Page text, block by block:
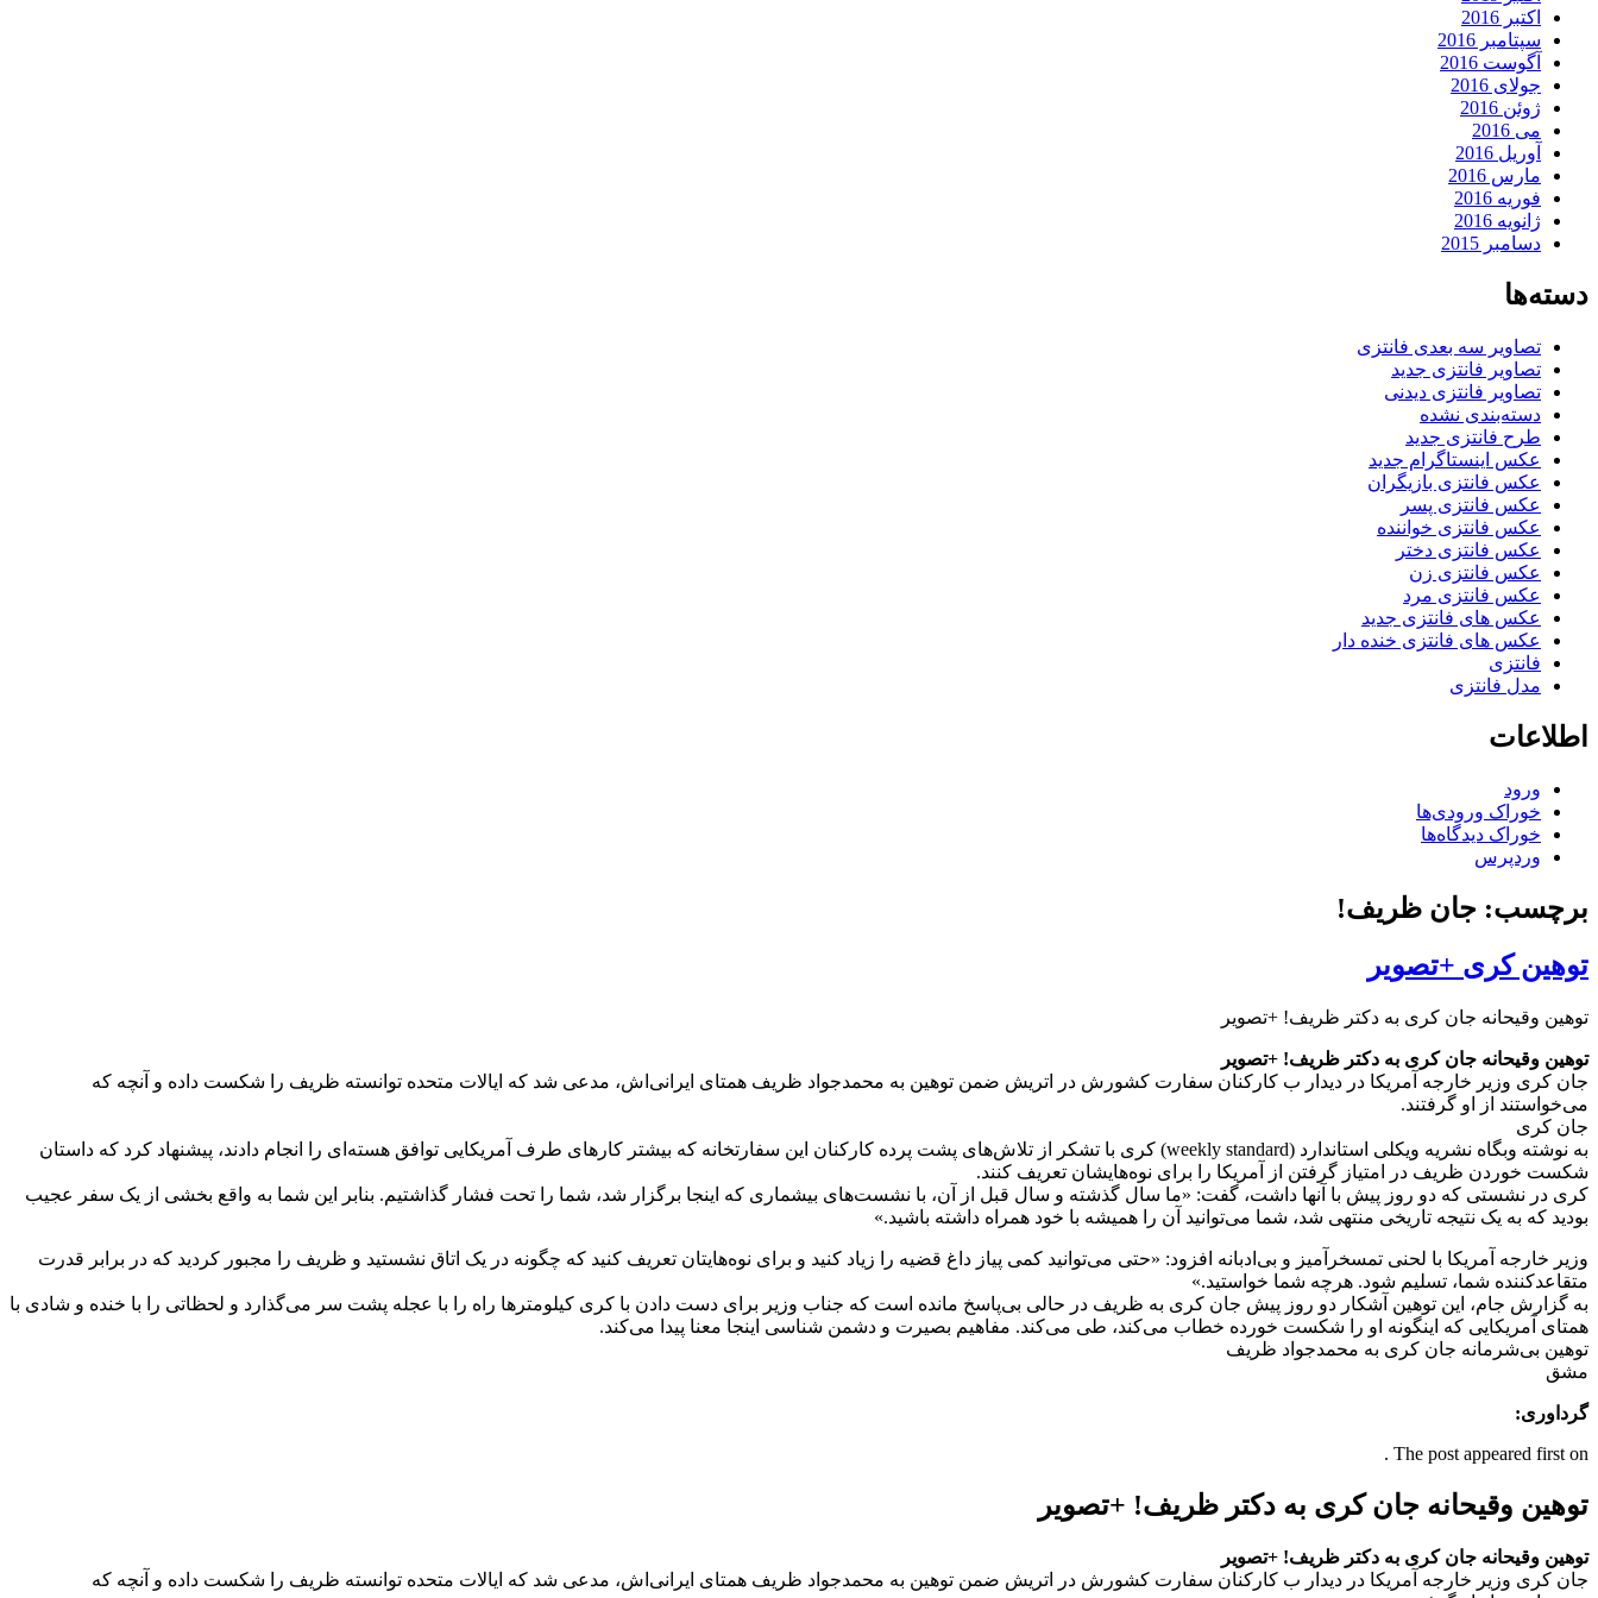
اکتبر 2016
سپتامبر 2016
آگوست 2016
جولای 2016
ژوئن 2016
می 2016
آوریل 2016
مارس 2016
فوریه 2016
ژانویه 2016
دسامبر 2015
دسته‌ها
تصاویر سه بعدی فانتزی
تصاویر فانتزی جدید
تصاویر فانتزی دیدنی
دسته‌بندی نشده
طرح فانتزی جدید
عکس اینستاگرام جدید
عکس فانتزی بازیگران
عکس فانتزی پسر
عکس فانتزی خواننده
عکس فانتزی دختر
عکس فانتزی زن
عکس فانتزی مرد
عکس های فانتزی جدید
عکس های فانتزی خنده دار
فانتزی
مدل فانتزی
اطلاعات
ورود
خوراک ورودی‌ها
خوراک دیدگاه‌ها
وردپرس
برچسب: جان ظریف!
توهین کری +تصویر
توهین وقیحانه جان کری به دکتر ظریف! +تصویر
توهین وقیحانه جان کری به دکتر ظریف! +تصویر
جان کری وزیر خارجه آمریکا در دیدار ب کارکنان سفارت کشورش در اتریش ضمن توهین به محمدجواد ظریف همتای ایرانی‌اش، مدعی شد که ایالات متحده توانسته ظریف را شکست داده و آنچه که
می‌خواستند از او گرفتند.
جان کری
به نوشته وبگاه نشریه ویکلی استاندارد (weekly standard) کری با تشکر از تلاش‌های پشت پرده کارکنان این سفارتخانه که بیشتر کارهای طرف آمریکایی توافق هسته‌ای را انجام دادند، پیشنهاد کرد که داستان
شکست خوردن ظریف در امتیاز گرفتن از آمریکا را برای نوه‌هایشان تعریف کنند.
کری در نشستی که دو روز پیش با آنها داشت، گفت: «ما سال گذشته و سال قبل از آن، با نشست‌های بیشماری که اینجا برگزار شد، شما را تحت فشار گذاشتیم. بنابر این شما به واقع بخشی از یک سفر عجیب
بودید که به یک نتیجه تاریخی منتهی شد، شما می‌توانید آن را همیشه با خود همراه داشته باشید.»
وزیر خارجه آمریکا با لحنی تمسخرآمیز و بی‌ادبانه افزود: «حتی می‌توانید کمی پیاز داغ قضیه را زیاد کنید و برای نوه‌هایتان تعریف کنید که چگونه در یک اتاق نشستید و ظریف را مجبور کردید که در برابر قدرت
متقاعدکننده شما، تسلیم شود. هرچه شما خواستید.»
به گزارش جام، این توهین آشکار دو روز پیش جان کری به ظریف در حالی بی‌پاسخ مانده است که جناب وزیر برای دست دادن با کری کیلومترها راه را با عجله پشت سر می‌گذارد و لحظاتی را با خنده و شادی با
همتای آمریکایی که اینگونه او را شکست خورده خطاب می‌کند، طی می‌کند. مفاهیم بصیرت و دشمن شناسی اینجا معنا پیدا می‌کند.
توهین بی‌شرمانه جان کری به محمدجواد ظریف
مشق
گرداوری:
The post appeared first on .
توهین وقیحانه جان کری به دکتر ظریف! +تصویر
توهین وقیحانه جان کری به دکتر ظریف! +تصویر
جان کری وزیر خارجه آمریکا در دیدار ب کارکنان سفارت کشورش در اتریش ضمن توهین به محمدجواد ظریف همتای ایرانی‌اش، مدعی شد که ایالات متحده توانسته ظریف را شکست داده و آنچه که